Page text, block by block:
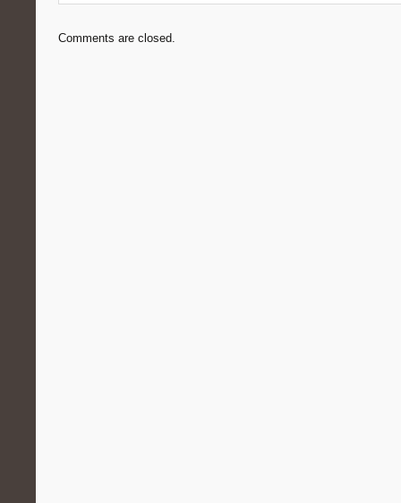
Comments are closed.